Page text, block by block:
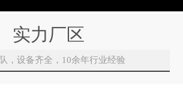
实力厂区
，设备齐全，10余年行业经验